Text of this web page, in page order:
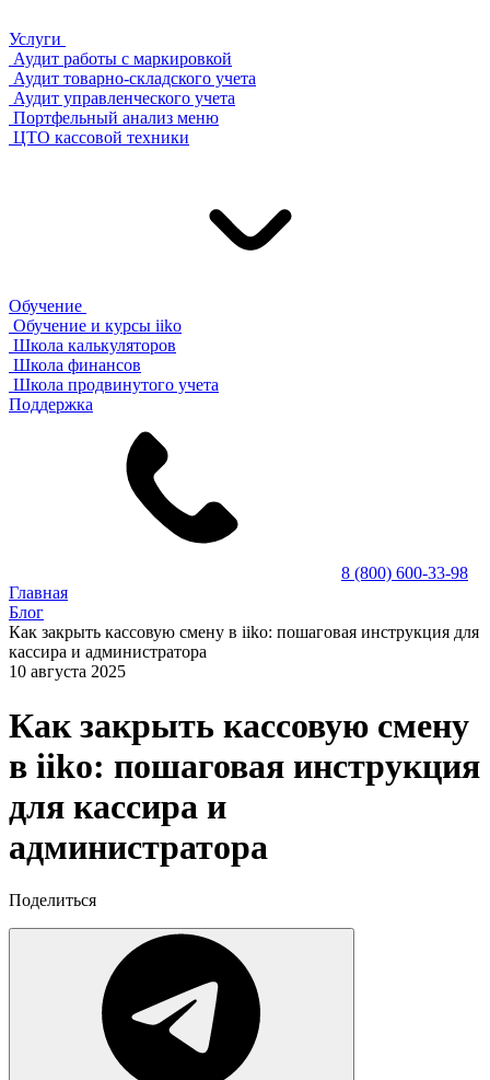
Услуги
Аудит работы с маркировкой
Аудит товарно-складского учета
Аудит управленческого учета
Портфельный анализ меню
ЦТО кассовой техники
Обучение
Обучение и курсы iiko
Школа калькуляторов
Школа финансов
Школа продвинутого учета
Поддержка
8 (800) 600-33-98
Главная
Блог
Как закрыть кассовую смену в iiko: пошаговая инструкция для
кассира и администратора
10 августа 2025
Как закрыть кассовую смену
в iiko: пошаговая инструкция
для кассира и
администратора
Поделиться